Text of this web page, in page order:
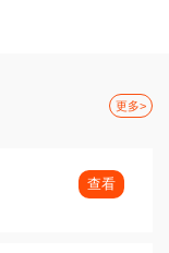
更多>
查看